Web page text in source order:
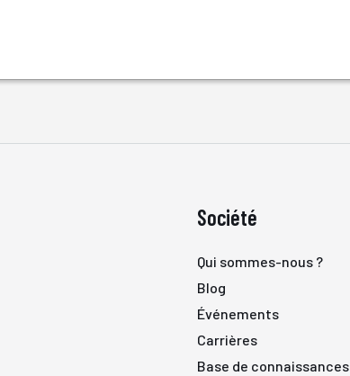
Société
Qui sommes-nous ?
Blog
Événements
Carrières
Base de connaissances